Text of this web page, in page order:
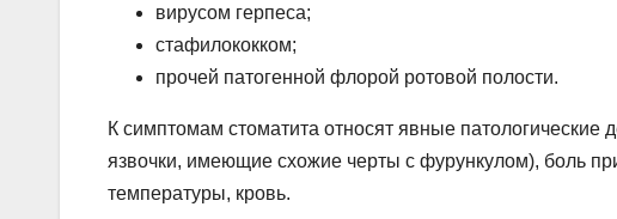
вирусом герпеса;
стафилококком;
прочей патогенной флорой ротовой полости.
К симптомам стоматита относят явные патологические
язвочки, имеющие схожие черты с фурункулом), боль
температуры, кровь.